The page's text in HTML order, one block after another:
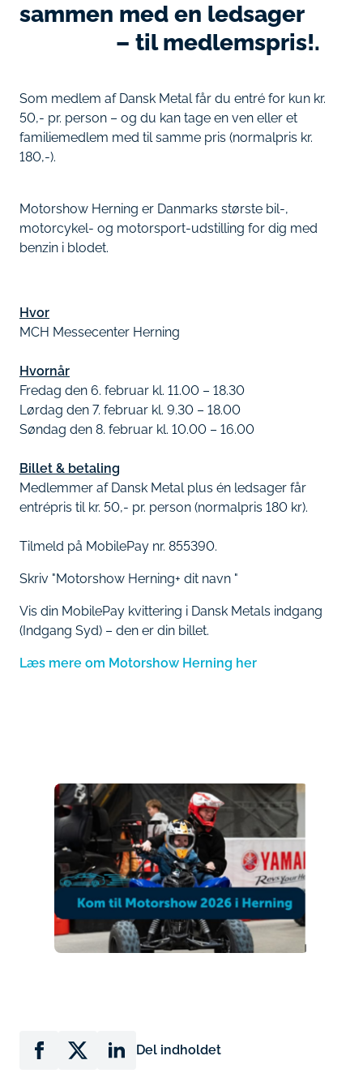
sammen med en ledsager
– til medlemspris!.
Som medlem af Dansk Metal får du entré for kun kr.
50,- pr. person – og du kan tage en ven eller et
familiemedlem med til samme pris (normalpris kr.
180,-).
Motorshow Herning er Danmarks største bil-,
motorcykel- og motorsport-udstilling for dig med
benzin i blodet.
Hvor
MCH Messecenter Herning
Hvornår
Fredag den 6. februar kl. 11.00 – 18.30
Lørdag den 7. februar kl. 9.30 – 18.00
Søndag den 8. februar kl. 10.00 – 16.00
Billet & betaling
Medlemmer af Dansk Metal plus én ledsager får
entrépris til kr. 50,- pr. person (normalpris 180 kr).
Tilmeld på MobilePay nr. 855390.
Skriv "Motorshow Herning+ dit navn "
Vis din MobilePay kvittering i Dansk Metals indgang
(Indgang Syd) – den er din billet.
Læs mere om Motorshow Herning her
Del indholdet